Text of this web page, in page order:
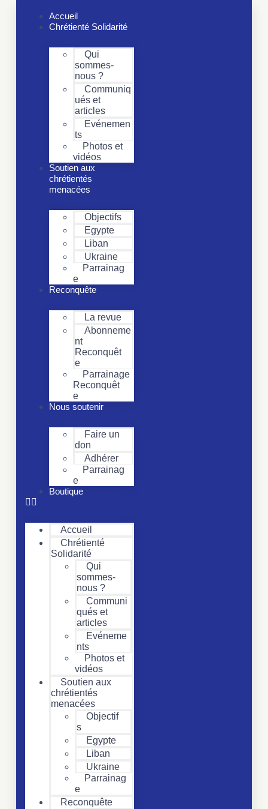
Accueil
Chrétienté Solidarité
Qui
sommes-
nous ?
Communiq
ués et
articles
Evénemen
ts
Photos et
vidéos
Soutien aux
chrétientés
menacées
Objectifs
Egypte
Liban
Ukraine
Parrainag
e
Reconquête
La revue
Abonneme
nt
Reconquêt
e
Parrainage
Reconquêt
e
Nous soutenir
Faire un
don
Adhérer
Parrainag
e
Boutique
Accueil
Chrétienté
Solidarité
Qui
sommes-
nous ?
Communi
qués et
articles
Evéneme
nts
Photos et
vidéos
Soutien aux
chrétientés
menacées
Objectif
s
Egypte
Liban
Ukraine
Parrainag
e
Reconquête